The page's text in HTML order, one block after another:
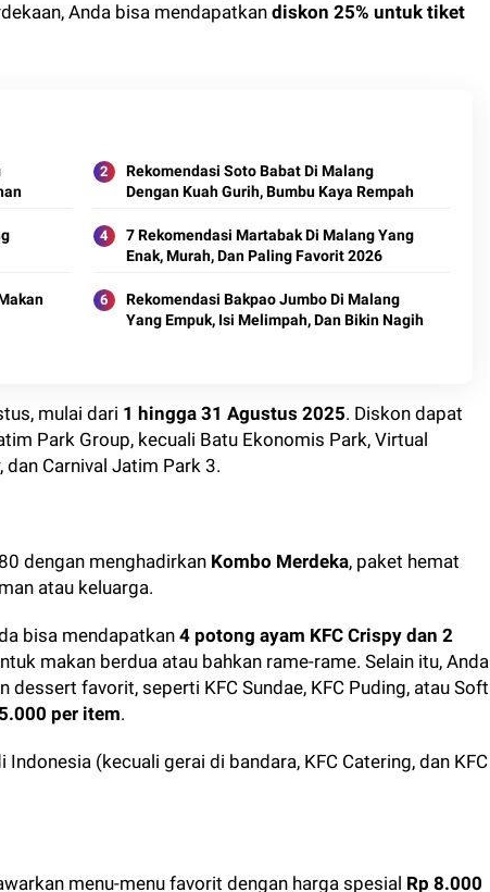
Anda bisa mendapatkan diskon 25% untuk tiket
Rekomendasi Soto Babat Di Malang
Dengan Kuah Gurih, Bumbu Kaya Rempah
7 Rekomendasi Martabak Di Malang Yang
Enak, Murah, Dan Paling Favorit 2026
Rekomendasi Bakpao Jumbo Di Malang
Yang Empuk, Isi Melimpah, Dan Bikin Nagih
mulai dari 1 hingga 31 Agustus 2025. Diskon dapat
Park Group, kecuali Batu Ekonomis Park, Virtual
Carnival Jatim Park 3.
dengan menghadirkan Kombo Merdeka, paket hemat
atau keluarga.
bisa mendapatkan 4 potong ayam KFC Crispy dan 2
makan berdua atau bahkan rame-rame. Selain itu, Anda
favorit, seperti KFC Sundae, KFC Puding, atau Soft
per item.
(kecuali gerai di bandara, KFC Catering, dan KFC
menu-menu favorit dengan harga spesial Rp 8.000